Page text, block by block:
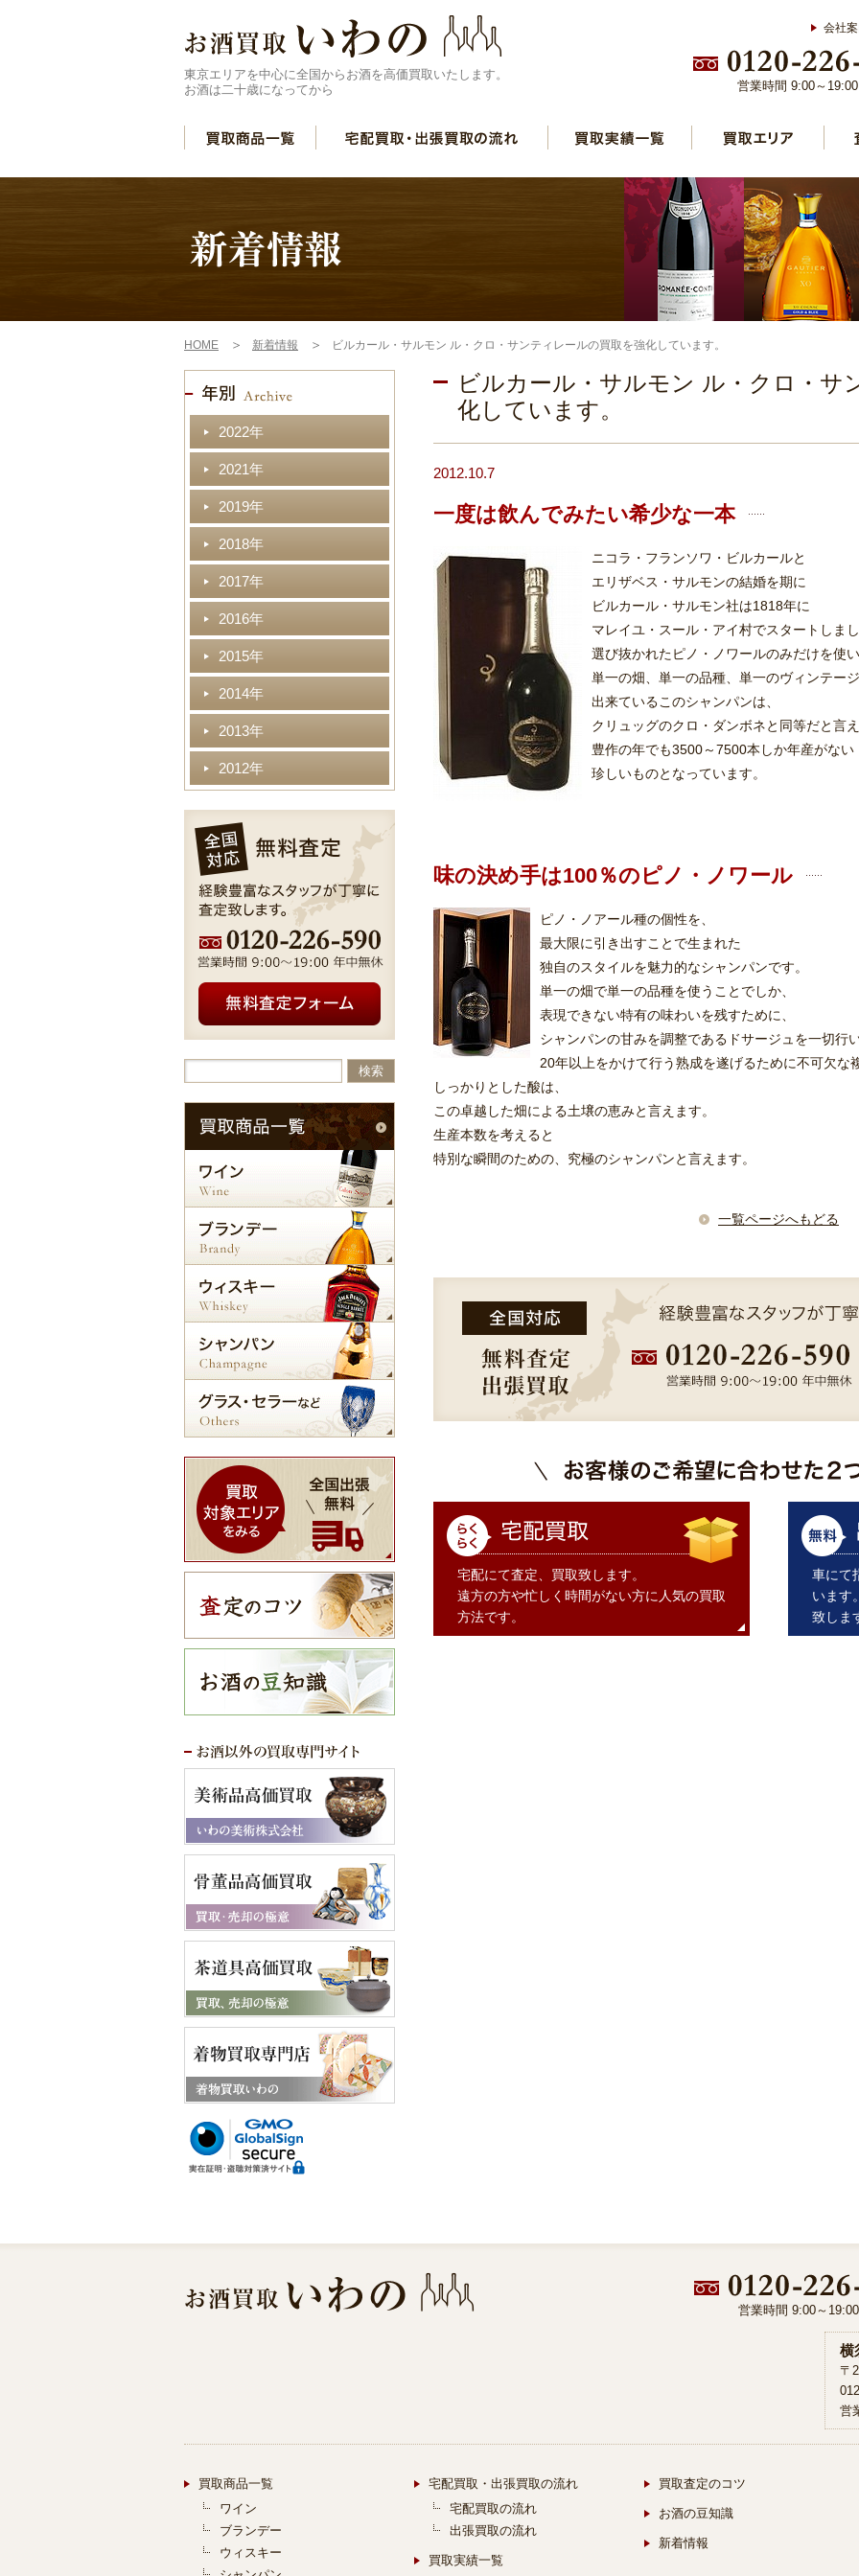
東京エリアを中心に全国からお酒を高価買取いたします。
お酒は二十歳になってから
会社
営業時間 9:00～
HOME 新着情報 ビルカール・サルモン ル・クロ・サンティレールの買取を強化しています。
ビルカール・サルモン ル・クロ・サ
化しています。
2012.10.7
一度は飲んでみたい希少な一本
ニコラ・フランソワ・ビルカールと
エリザベス・サルモンの結婚を期に
ビルカール・サルモン社は1818年に
マレイユ・スール・アイ村でスタートしまし
選び抜かれたピノ・ノワールのみだけを使い
単一の畑、単一の品種、単一のヴィンテー
出来ているこのシャンパンは、
クリュッグのクロ・ダンボネと同等だと言え
豊作の年でも3500～7500本しか年産がない
珍しいものとなっています。
味の決め手は100％のピノ・ノワール
ピノ・ノアール種の個性を、
最大限に引き出すことで生まれた
独自のスタイルを魅力的なシャンパンです。
単一の畑で単一の品種を使うことでしか、
表現できない特有の味わいを残すために、
シャンパンの甘みを調整であるドサージュを一切行い
20年以上をかけて行う熟成を遂げるために不可欠な
しっかりとした酸は、
この卓越した畑による土壌の恵みと言えます。
生産本数を考えると
特別な瞬間のための、究極のシャンパンと言えます。
一覧ページへもどる
宅配にて査定、買取致します。
遠方の方や忙しく時間がない方に人気の買取
方法です。
車にて
います
致しま
2022年
2021年
2019年
2018年
2017年
2016年
2015年
2014年
2013年
2012年
営業時間 9:00～
横
〒
営
買取商品一覧
ワイン
ブランデー
ウィスキー
宅配買取・出張買取の流れ
宅配買取の流れ
出張買取の流れ
買取実績一覧
買取査定のコツ
お酒の豆知識
新着情報